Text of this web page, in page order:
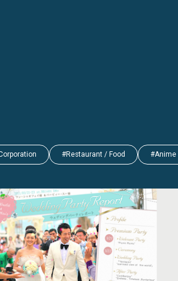
#Restaurant / Food #Anime